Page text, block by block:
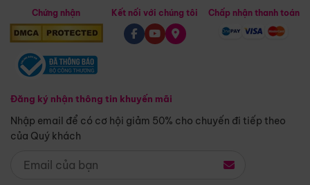
Chứng nhận
Đăng ký nhận thông tin khuyến mãi
Nhập email để có cơ hội giảm 50% cho chuyến đi tiếp theo
của Quý khách
Kết nối với chúng tôi Chấp nhận thanh toán